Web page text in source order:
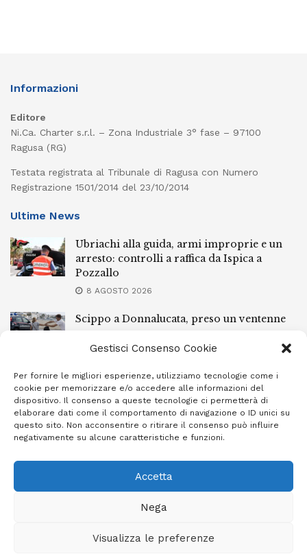
Gestisci Consenso Cookie
Per fornire le migliori esperienze, utilizziamo tecnologie come i
cookie per memorizzare e/o accedere alle informazioni del
dispositivo. Il consenso a queste tecnologie ci permetterà di
elaborare dati come il comportamento di navigazione o ID unici su
questo sito. Non acconsentire o ritirare il consenso può influire
negativamente su alcune caratteristiche e funzioni.
Accetta
Nega
Visualizza le preferenze
Informazioni
Editore
Ni.Ca. Charter s.r.l. – Zona Industriale 3° fase – 97100
Ragusa (RG)
Testata registrata al Tribunale di Ragusa con Numero
Registrazione 1501/2014 del 23/10/2014
Ultime News
Ubriachi alla guida, armi improprie e un
arresto: controlli a raffica da Ispica a
Pozzallo
8 AGOSTO 2026
Scippo a Donnalucata, preso un ventenne
8 AGOSTO 2026
Ragusa, arrestato perché non rispettava le
prescrizioni di stare lontano dalla casa
familiare
7 AGOSTO 2026
Giornale Ibleo © 2023 - Powered byStudio Greco - Consulenza